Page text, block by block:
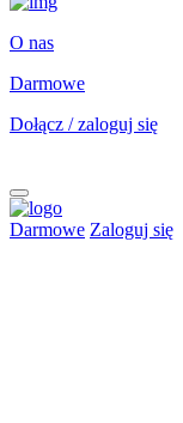
O nas
Darmowe
Dołącz / zaloguj się
Darmowe Zaloguj się